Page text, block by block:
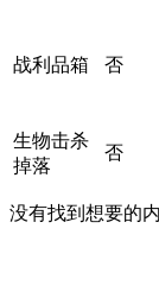
战利品箱 否
生物击杀
掉落
否
没有找到想要的